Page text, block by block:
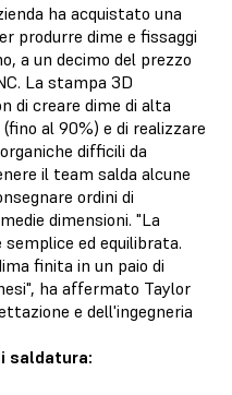
ha acquistato una
produrre dime e fissaggi
a un decimo del prezzo
La stampa 3D
di creare dime di alta
al 90%) e di realizzare
difficili da
il team salda alcune
ordini di
dimensioni. "La
ed equilibrata.
finita in un paio di
ha affermato Taylor
e dell'ingegneria
saldatura: